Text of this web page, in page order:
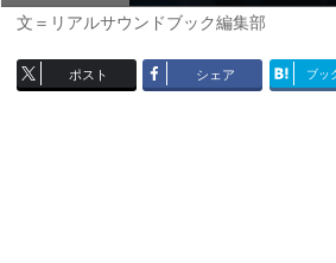
文＝リアルサウンドブック編集部
ポスト シェア ブッ